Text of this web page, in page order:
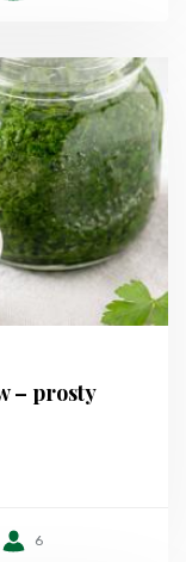
– prosty
6